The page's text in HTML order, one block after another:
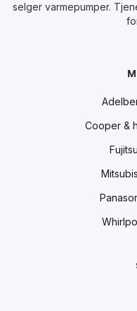
selger varmepumper.
Cooper &